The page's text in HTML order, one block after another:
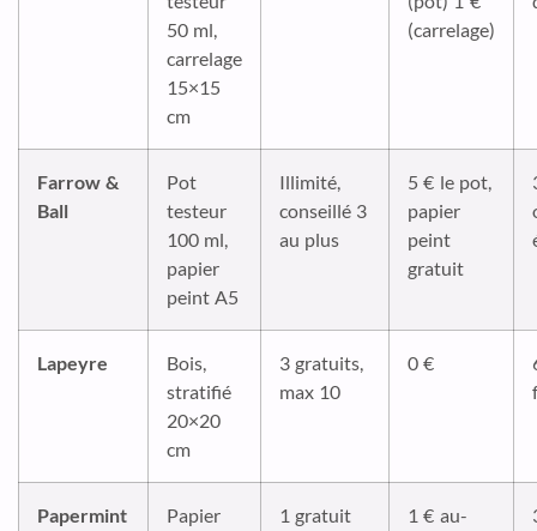
50 ml,
carrelage
15×15
cm
(carrelage)
Farrow &
Ball
Pot
testeur
100 ml,
papier
peint A5
Illimité,
conseillé 3
au plus
5 € le pot,
papier
peint
gratuit
Lapeyre
Bois,
stratifié
20×20
cm
3 gratuits,
max 10
0 €
Papermint
Papier
1 gratuit
1 € au-